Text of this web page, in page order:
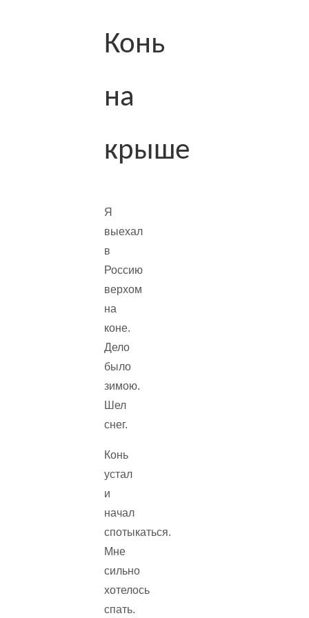
Конь
на
крыше
Я
выехал
в
Россию
верхом
на
коне.
Дело
было
зимою.
Шел
снег.
Конь
устал
и
начал
спотыкаться.
Мне
сильно
хотелось
спать.